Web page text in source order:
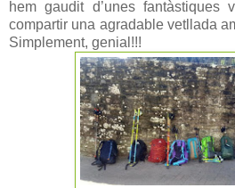
hem gaudit d’unes fantàstiques
compartir una agradable vetllada
Simplement, genial!!!